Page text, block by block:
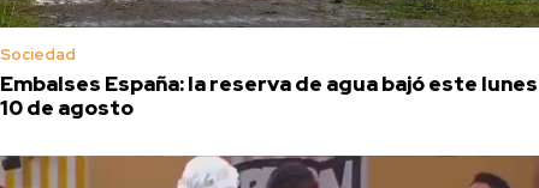
Sociedad
Embalses España: la reserva de agua bajó este lunes
10 de agosto